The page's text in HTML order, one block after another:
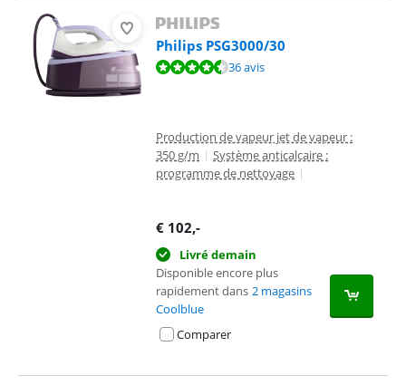
Philips PSG3000/30
La note est de 8,7 sur 10, basée sur 36 avis.36 avis
Production de vapeur jet de vapeur :
350 g/m | Système anticalcaire :
programme de nettoyage |
€ 102,-
Livré demain
Disponible encore plus
rapidement dans 2 magasins
Coolblue
Comparer